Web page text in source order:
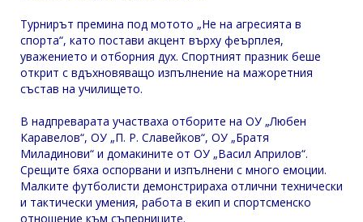
Турнирът премина под мотото „Не на агресията в
спорта“, като постави акцент върху феърплея,
уважението и отборния дух. Спортният празник беше
открит с вдъхновяващо изпълнение на мажоретния
състав на училището.
В надпреварата участваха отборите на ОУ „Любен
Каравелов“, ОУ „П. Р. Славейков“, ОУ „Братя
Миладинови“ и домакините от ОУ „Васил Априлов“.
Срещите бяха оспорвани и изпълнени с много емоции.
Малките футболисти демонстрираха отлични технически
и тактически умения, работа в екип и спортсменско
отношение към съперниците.